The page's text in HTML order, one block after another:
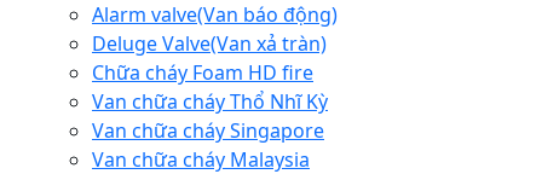
Alarm valve(Van báo động)
Deluge Valve(Van xả tràn)
Chữa cháy Foam HD fire
Van chữa cháy Thổ Nhĩ Kỳ
Van chữa cháy Singapore
Van chữa cháy Malaysia